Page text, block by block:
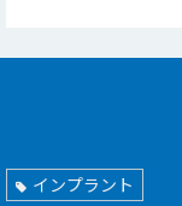
インプラント